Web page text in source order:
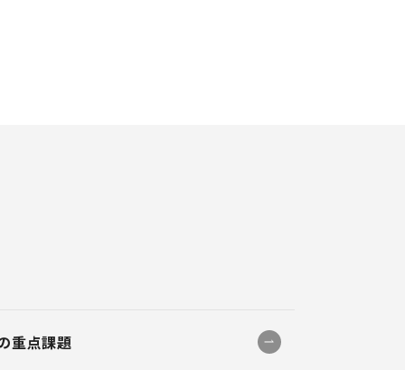
重点課題